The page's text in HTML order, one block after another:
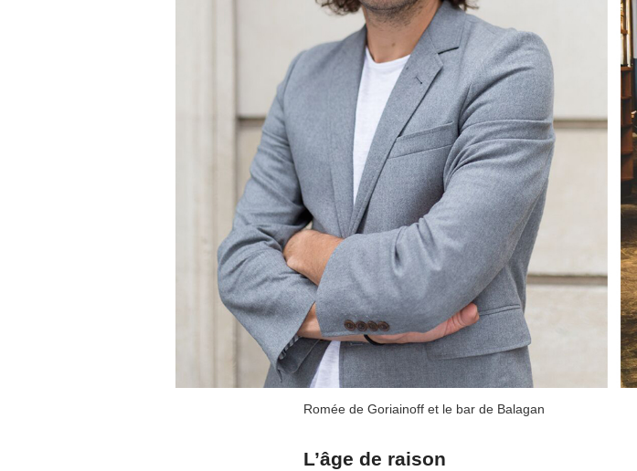
Romée de Goriainoff et le bar de Balagan
L’âge de raison